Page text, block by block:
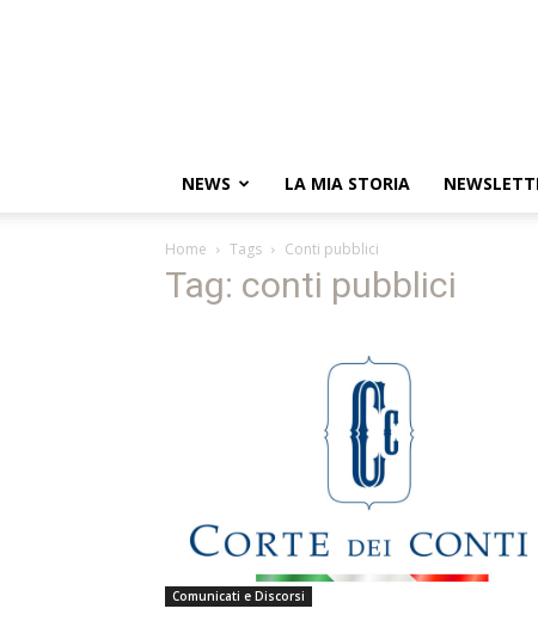
NEWS LA MIA STORIA
Home Tags Conti pubblici
Tag: conti pubblici
Comunicati e Discorsi